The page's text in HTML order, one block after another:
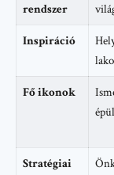
rendszer
Inspiráció
Fő ikonok
Stratégiai